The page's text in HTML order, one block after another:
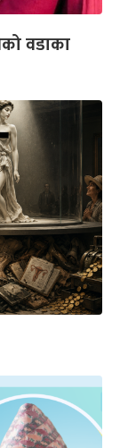
वडाका